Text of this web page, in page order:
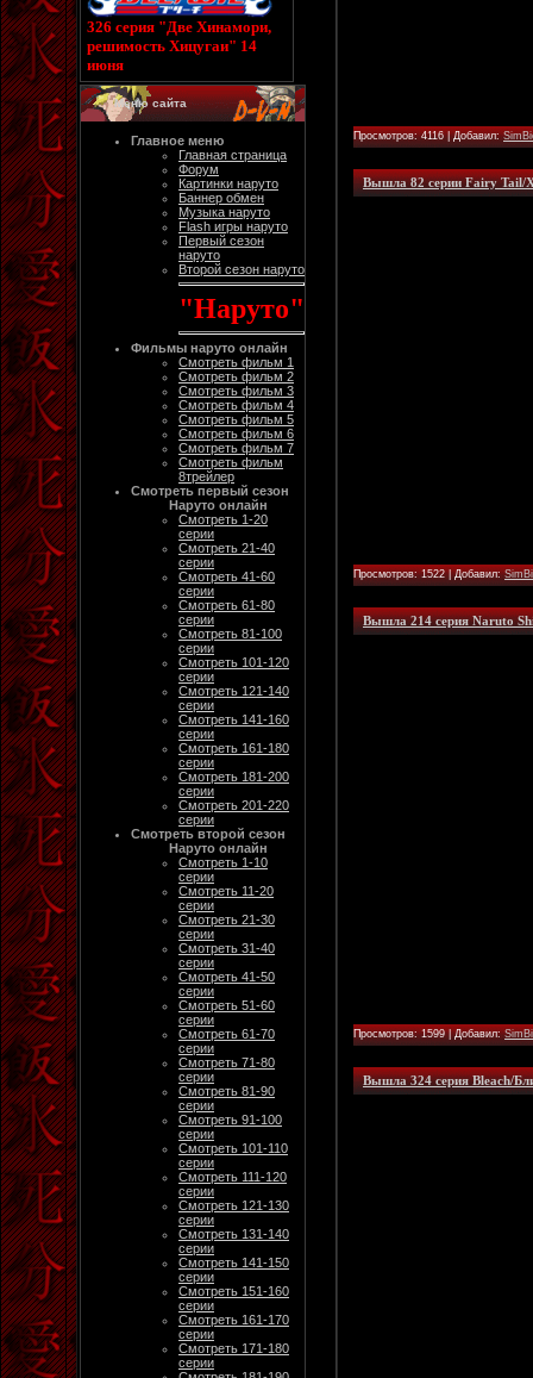
326 серия "Две Хинамори,
решимость Хицугаи" 14
июня
Меню сайта
Главное меню
Главная страница
Форум
Картинки наруто
Баннер обмен
Музыка наруто
Flash игры наруто
Первый сезон
наруто
Второй сезон наруто
"Наруто"
Фильмы наруто онлайн
Смотреть фильм 1
Смотреть фильм 2
Смотреть фильм 3
Смотреть фильм 4
Смотреть фильм 5
Смотреть фильм 6
Смотреть фильм 7
Смотреть фильм
8трейлер
Смотреть первый сезон
Наруто онлайн
Смотреть 1-20
серии
Смотреть 21-40
серии
Смотреть 41-60
серии
Смотреть 61-80
серии
Смотреть 81-100
серии
Смотреть 101-120
серии
Смотреть 121-140
серии
Смотреть 141-160
серии
Смотреть 161-180
серии
Смотреть 181-200
серии
Смотреть 201-220
серии
Смотреть второй сезон
Наруто онлайн
Смотреть 1-10
серии
Смотреть 11-20
серии
Смотреть 21-30
серии
Смотреть 31-40
серии
Смотреть 41-50
серии
Смотреть 51-60
серии
Смотреть 61-70
серии
Смотреть 71-80
серии
Смотреть 81-90
серии
Смотреть 91-100
серии
Смотреть 101-110
серии
Смотреть 111-120
серии
Смотреть 121-130
серии
Смотреть 131-140
серии
Смотреть 141-150
серии
Смотреть 151-160
серии
Смотреть 161-170
серии
Смотреть 171-180
серии
Просмотров: 4116 | Добавил:
Вышла 82 серии Fairy Tail/
Просмотров: 1522 | Добавил:
Вышла 214 серия Naruto
Просмотров: 1599 | Добавил:
Вышла 324 серия Bleach/